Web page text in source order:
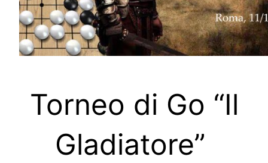
Torneo di Go “Il
Gladiatore”